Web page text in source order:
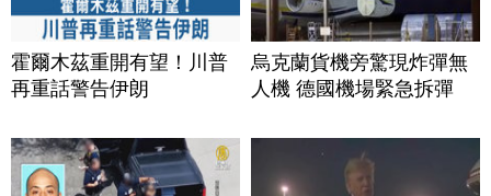
霍爾木茲重開有望！川普
再重話警告伊朗
烏克蘭貨機旁驚現炸彈無
人機 德國機場緊急拆彈